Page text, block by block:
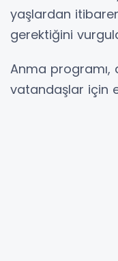
yaşlardan
gerektiğini
Anma programı,
vatandaşlar için